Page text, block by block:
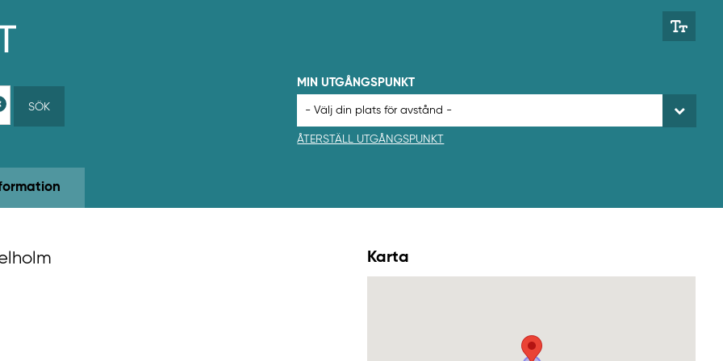
SÖK
MIN UTGÅNGSPUNKT
ÅTERSTÄLL UTGÅNGSPUNKT
Karta